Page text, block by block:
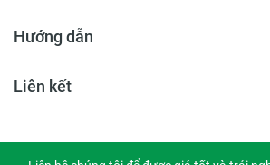
Hướng dẫn
Liên kết